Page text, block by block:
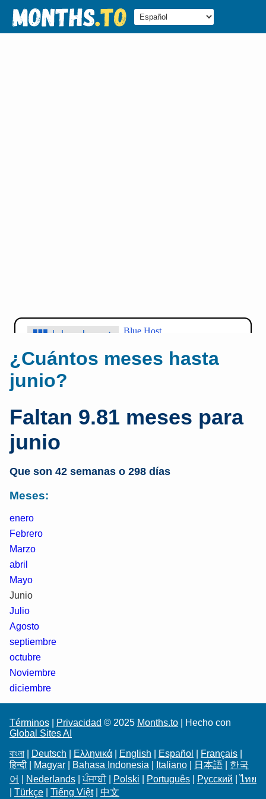
¿Cuántos meses hasta
junio?
Faltan 9.81 meses para
junio
Que son 42 semanas o 298 días
Meses:
enero
Febrero
Marzo
abril
Mayo
Junio
Julio
Agosto
septiembre
octubre
Noviembre
diciembre
Términos Privacidad © 2025 Months.to | Hecho con
Global Sites AI
বাংলা
Deutsch Ελληνικά English Español Français
हिन्दी
Magyar Bahasa Indonesia Italiano 日本語
한국
어
Nederlands |ਪੰਜਾਬੀ| Polski Português Русский |ไทย
Türkçe Tiếng Việt| 中文